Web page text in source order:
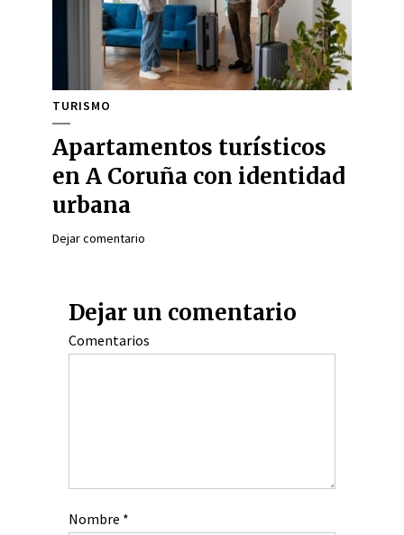
TURISMO
Apartamentos turísticos
en A Coruña con identidad
urbana
Dejar comentario
Dejar un comentario
Comentarios
Nombre *